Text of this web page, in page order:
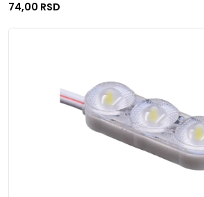
74,00 RSD